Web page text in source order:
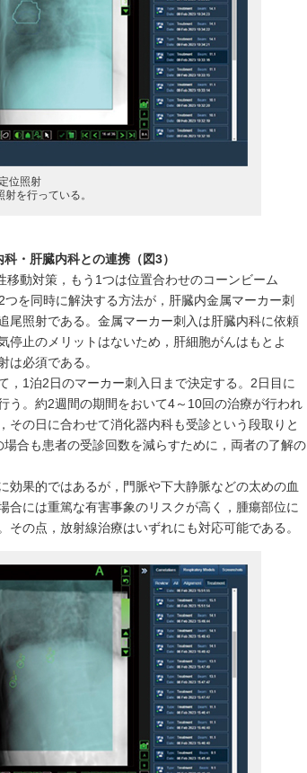
位照射
を行っている。
・肝臓内科との連携（図3）
動対策，もう1つは位置合わせのコーンビーム
を同時に解決する方法が，肝臓内金属マーカー刺
尾照射である。金属マーカー刺入は肝臓内科に依頼
停止のメリットはないため，肝細胞がんはもとよ
は必須である。
，1泊2日のマーカー刺入日まで決定する。2日目に
う。約2週間の期間をおいて4～10回の治療が行われ
の日に合わせて消化器内科も受診という段取りと
合も患者の受診回数を減らすために，両者の了解の
効果的ではあるが，門脈や下大静脈などの太めの血
合には重篤な有害事象のリスクが高く，腫瘍部位に
の点，放射線治療はいずれにも対応可能である。